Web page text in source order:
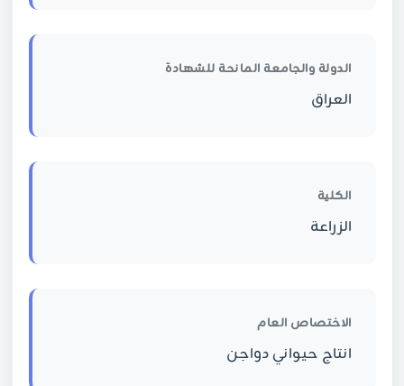
الدولة والجامعة المانحة للشهادة
العراق
الكلية
الزراعة
الاختصاص العام
انتاج حيواني دواجن